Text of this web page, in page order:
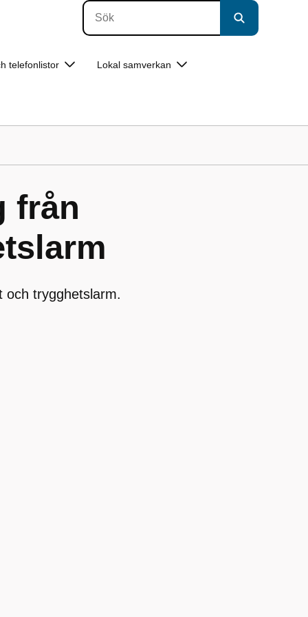
telefonlistor Lokal samverkan
från
och trygghetslarm.